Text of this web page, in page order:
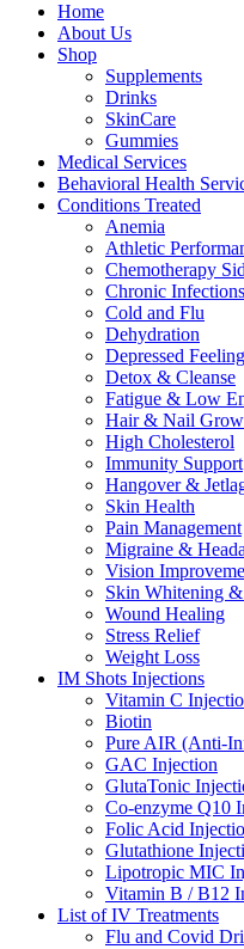
Home
About Us
Shop
Supplements
Drinks
SkinCare
Gummies
Medical Services
Behavioral Health
Conditions Treated
Anemia
Athletic
Chemotherapy
Chronic Infections
Cold and Flu
Dehydration
Depressed
Detox & Cleanse
Fatigue & Low
Hair & Nail
High Cholesterol
Immunity Support
Hangover &
Skin Health
Pain Management
Migraine &
Vision
Skin Whitening
Wound Healing
Stress Relief
Weight Loss
IM Shots Injections
Vitamin C
Biotin
Pure AIR (Anti-
GAC Injection
GlutaTonic
Co-enzyme Q10
Folic Acid
Glutathione
Lipotropic MIC
Vitamin B / B12
List of IV Treatments
Flu and Covid